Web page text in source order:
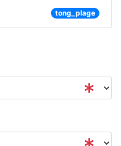
tong_plage